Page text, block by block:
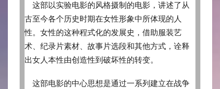
这部以实验电影的风格摄制的电影，讲述了从
古至今各个历史时期在女性形象中所体现的人
性。女性的这种程式化的发展史，借助服装艺
术、纪录片素材、故事片选段和其他方式，诠释
出女人本性由创造性到破坏性的转变。
这部电影的中心思想是通过一系列建立在战争